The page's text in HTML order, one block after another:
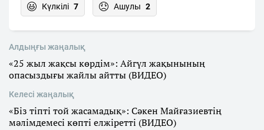
Күлкілі 7 Ашулы 2
Алдыңғы жаңалық
«25 жыл жақсы көрдім»: Айгүл жақынының
опасыздығы жайлы айтты (ВИДЕО)
Келесі жаңалық
«Біз тіпті той жасамадық»: Сәкен Майғазиевтің
мәлімдемесі көпті елжіретті (ВИДЕО)